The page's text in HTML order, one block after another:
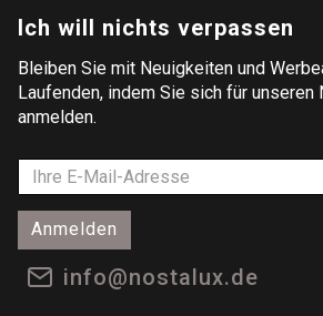
Ich will nichts verpassen
Bleiben Sie mit Neuigkeiten und
Laufenden, indem Sie sich für
anmelden.
Anmelden
info@nostalux.de